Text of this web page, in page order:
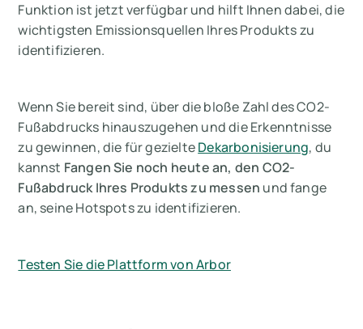
Funktion ist jetzt verfügbar und hilft Ihnen dabei, die
wichtigsten Emissionsquellen Ihres Produkts zu
identifizieren.
Wenn Sie bereit sind, über die bloße Zahl des CO2-
Fußabdrucks hinauszugehen und die Erkenntnisse
zu gewinnen, die für gezielteDekarbonisierung, du
kannst Fangen Sie noch heute an, den CO2-
Fußabdruck Ihres Produkts zu messen und fange
an, seine Hotspots zu identifizieren.
Testen Sie die Plattform von Arbor